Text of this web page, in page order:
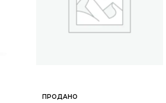
ПРОДАНО